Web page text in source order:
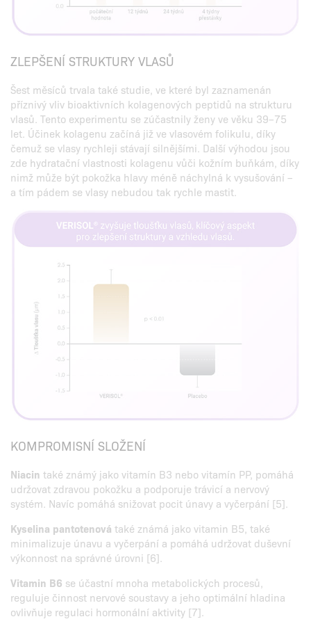
ZLEPŠENÍ STRUKTURY VLASŮ
Šest měsíců trvala také studie, ve které byl zaznamenán
příznivý vliv bioaktivních kolagenových peptidů na strukturu
vlasů. Tento experimentu se zúčastnily ženy ve věku 39–75
let. Účinek kolagenu začíná již ve vlasovém folikulu, díky
čemuž se vlasy rychleji stávají silnějšími. Další výhodou jsou
zde hydratační vlastnosti kolagenu vůči kožním buňkám, díky
nimž může být pokožka hlavy méně náchylná k vysušování –
a tím pádem se vlasy nebudou tak rychle mastit.
KOMPROMISNÍ SLOŽENÍ
Niacin také známý jako vitamín B3 nebo vitamín PP, pomáhá
udržovat zdravou pokožku a podporuje trávicí a nervový
systém. Navíc pomáhá snižovat pocit únavy a vyčerpání [5].
Kyselina pantotenová také známá jako vitamin B5, také
minimalizuje únavu a vyčerpání a pomáhá udržovat duševní
výkonnost na správné úrovni [6].
Vitamin B6 se účastní mnoha metabolických procesů,
reguluje činnost nervové soustavy a jeho optimální hladina
ovlivňuje regulaci hormonální aktivity [7].